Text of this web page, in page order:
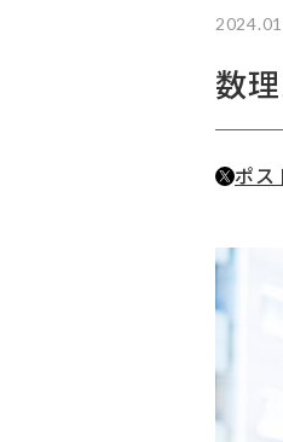
数
ポス